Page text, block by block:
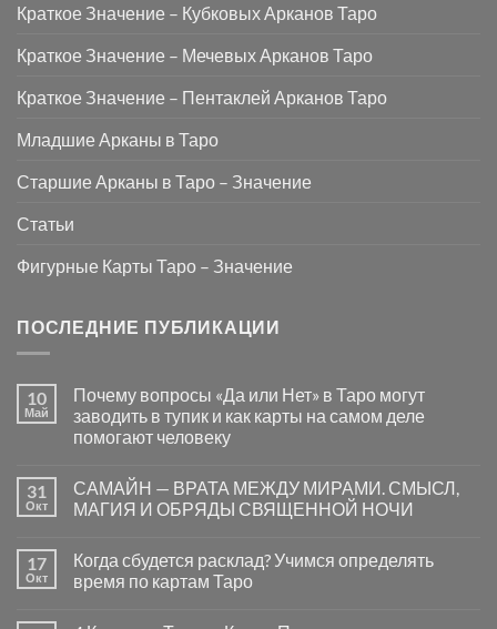
Краткое Значение – Кубковых Арканов Таро
Краткое Значение – Мечевых Арканов Таро
Краткое Значение – Пентаклей Арканов Таро
Младшие Арканы в Таро
Старшие Арканы в Таро – Значение
Статьи
Фигурные Карты Таро – Значение
ПОСЛЕДНИЕ ПУБЛИКАЦИИ
10
Май
Почему вопросы «Да или Нет» в Таро могут
заводить в тупик и как карты на самом деле
помогают человеку
записи
Почему
вопросы
Нет»
Таро
31
Окт
САМАЙН — ВРАТА МЕЖДУ МИРАМИ. СМЫСЛ,
МАГИЯ И ОБРЯДЫ СВЯЩЕННОЙ НОЧИ
записи
САМАЙН
—
17
Окт
Когда сбудется расклад? Учимся определять
время по картам Таро